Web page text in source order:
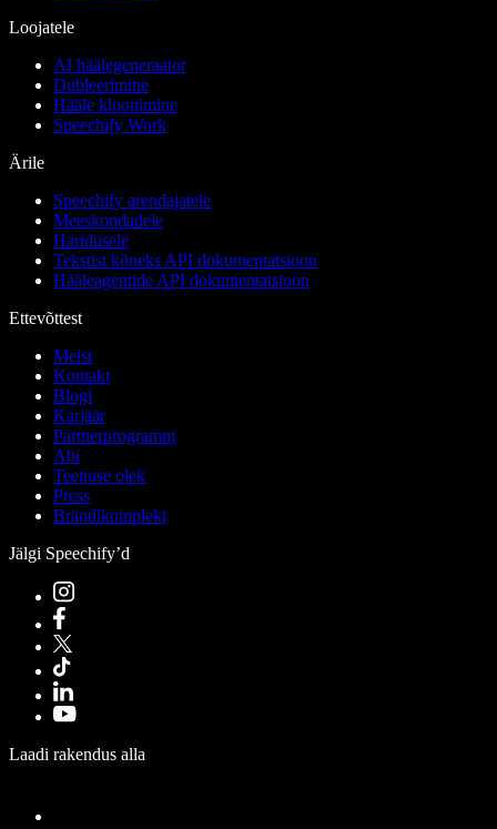
Loojatele
AI häälegeneraator
Dubleerimine
Hääle kloonimine
Speechify Work
Ärile
Speechify arendajatele
Meeskondadele
Haridusele
Tekstist kõneks API dokumentatsioon
Hääleagentide API dokumentatsioon
Ettevõttest
Meist
Kontakt
Blogi
Karjäär
Partnerprogramm
Abi
Teenuse olek
Press
Brändikomplekt
Jälgi Speechify’d
Laadi rakendus alla